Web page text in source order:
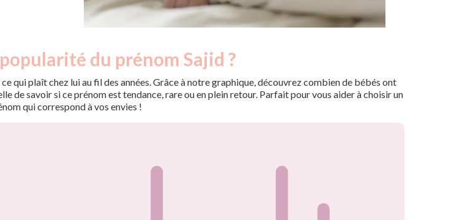
du prénom Sajid ?
qui plaît chez lui au fil des années. Grâce à notre graphique, découvrez combien de bébés ont
de savoir si ce prénom est tendance, rare ou en plein retour. Parfait pour vous aider à choisir un
qui correspond à vos envies !